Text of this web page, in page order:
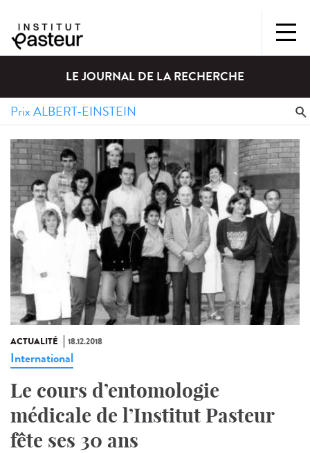
LE JOURNAL DE LA RECHERCHE
ACTUALITÉ 18.12.2018
International
Le cours d’entomologie
médicale de l’Institut Pasteur
fête ses 30 ans